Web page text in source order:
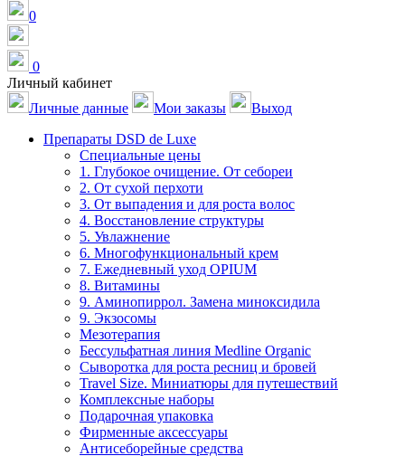
0
0
Личный кабинет
Личные данные
Мои заказы
Выход
Препараты DSD de Luxe
Специальные цены
1. Глубокое очищение. От себореи
2. От сухой перхоти
3. От выпадения и для роста волос
4. Восстановление структуры
5. Увлажнение
6. Многофункциональный крем
7. Ежедневный уход OPIUM
8. Витамины
9. Аминопиррол. Замена миноксидила
9. Экзосомы
Мезотерапия
Бессульфатная линия Medline Organic
Сыворотка для роста ресниц и бровей
Travel Size. Миниатюры для путешествий
Комплексные наборы
Подарочная упаковка
Фирменные аксессуары
Антисеборейные средства